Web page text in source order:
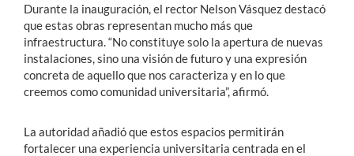
Durante la inauguración, el rector Nelson Vásquez destacó
que estas obras representan mucho más que
infraestructura. “No constituye solo la apertura de nuevas
instalaciones, sino una visión de futuro y una expresión
concreta de aquello que nos caracteriza y en lo que
creemos como comunidad universitaria”, afirmó.
La autoridad añadió que estos espacios permitirán
fortalecer una experiencia universitaria centrada en el